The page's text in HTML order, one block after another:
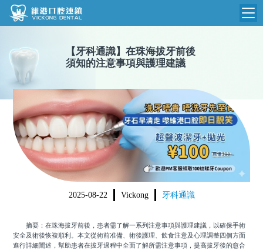
維港首頁
品牌介紹
環境設備
醫院新聞
收費標準
N
收費總表
植牙收費
根管收費
美學收費
箍牙收費
醫生團隊
門診時間
【 牙科通識】 在珠海拔牙前後
須知的注意事項與護理建議
2025-08-22 Vickong 牙科通識
摘要：在珠海拔牙前後，患者需了解一系列注意事項與護理建議，以確保手術
安全及術後恢複順利。本文從術前准備、術後護理、飲食注意及心理調整四個方面
進行詳細闡述，幫助患者在拔牙過程中全面了解所需注意事項，提高拔牙後的愈合